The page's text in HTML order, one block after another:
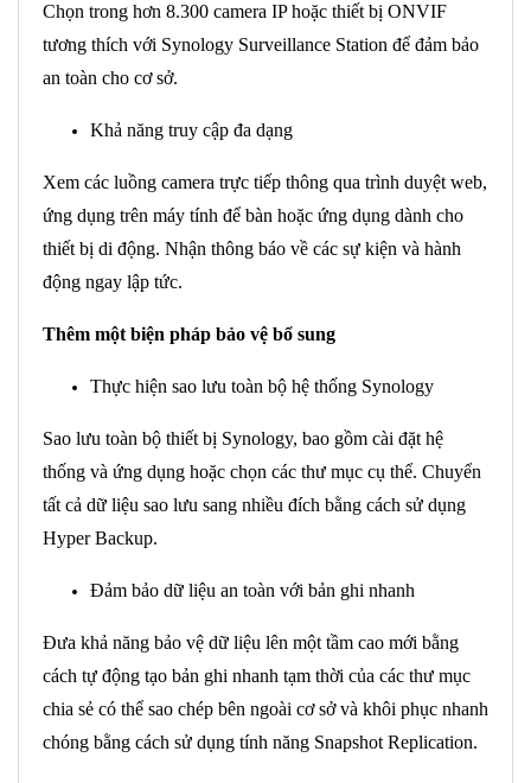
Chọn trong hơn 8.300 camera IP hoặc thiết bị ONVIF
tương thích với Synology Surveillance Station để đảm bảo
an toàn cho cơ sở.
Khả năng truy cập đa dạng
Xem các luồng camera trực tiếp thông qua trình duyệt web,
ứng dụng trên máy tính để bàn hoặc ứng dụng dành cho
thiết bị di động. Nhận thông báo về các sự kiện và hành
động ngay lập tức.
Thêm một biện pháp bảo vệ bổ sung
Thực hiện sao lưu toàn bộ hệ thống Synology
Sao lưu toàn bộ thiết bị Synology, bao gồm cài đặt hệ
thống và ứng dụng hoặc chọn các thư mục cụ thể. Chuyển
tất cả dữ liệu sao lưu sang nhiều đích bằng cách sử dụng
Hyper Backup.
Đảm bảo dữ liệu an toàn với bản ghi nhanh
Đưa khả năng bảo vệ dữ liệu lên một tầm cao mới bằng
cách tự động tạo bản ghi nhanh tạm thời của các thư mục
chia sẻ có thể sao chép bên ngoài cơ sở và khôi phục nhanh
chóng bằng cách sử dụng tính năng Snapshot Replication.